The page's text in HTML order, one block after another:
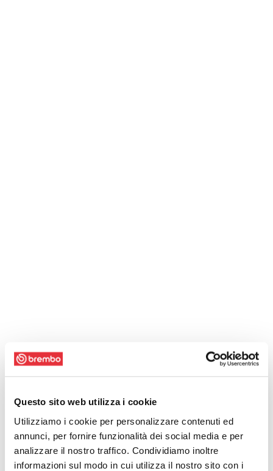
Questo sito web utilizza i cookie
Utilizziamo i cookie per personalizzare contenuti ed
annunci, per fornire funzionalità dei social media e per
analizzare il nostro traffico. Condividiamo inoltre
informazioni sul modo in cui utilizza il nostro sito con i